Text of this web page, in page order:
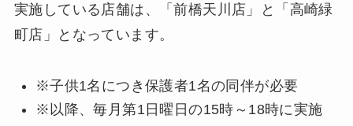
実施している店舗は、「前橋天川店」と「高崎緑
町店」となっています。
※子供1名につき保護者1名の同伴が必要
※以降、毎月第1日曜日の15時～18時に実施